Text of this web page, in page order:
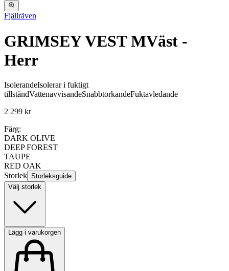
Fjällräven
GRIMSEY VEST MVäst -
Herr
IsolerandeIsolerar i fuktigt
tillståndVattenavvisandeSnabbtorkandeFuktavledande
2 299 kr
Färg:
DARK OLIVE
DEEP FOREST
TAUPE
RED OAK
Storlek Storleksguide
Välj storlek
Lägg i varukorgen